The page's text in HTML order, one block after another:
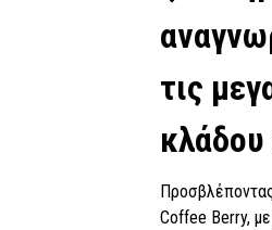
τις
κλάδου
Coffee Berry,